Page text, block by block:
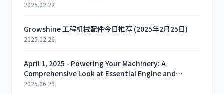
2025.02.22
Growshine 工程机械配件今日推荐 (2025年2月25日)
2025.02.26
April 1, 2025 - Powering Your Machinery: A
Comprehensive Look at Essential Engine and
Generator Parts
2025.06.29